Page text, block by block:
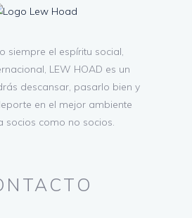
siempre el espíritu social,
LEW HOAD es un
descansar, pasarlo bien y
en el mejor ambiente
socios como no socios.